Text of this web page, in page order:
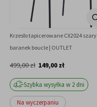
Krzesło tapicerowane CX2024 szary
baranek boucle | OUTLET
149,00 zł
499,00 zł
Szybka wysyłka w 2 dni
Na wyczerpaniu